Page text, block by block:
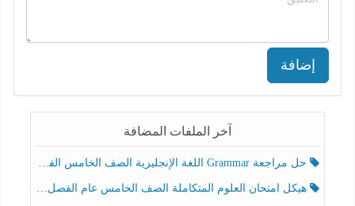
إضافة
آخر الملفات المضافة
حل مراجعة Grammar اللغة الإنجليزية الصف الخامس الفصل الثالث
هيكل امتحان العلوم المتكاملة الصف الخامس عام الفصل الدراسي الثالث 2025-2026